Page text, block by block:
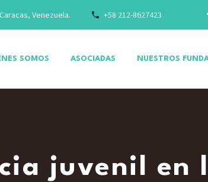
Venezuela. +58 212-8627423
SOMOS ASOCIADAS NUESTROS
juvenil en